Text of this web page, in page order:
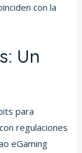
con la
Un
para
regulaciones
eGaming